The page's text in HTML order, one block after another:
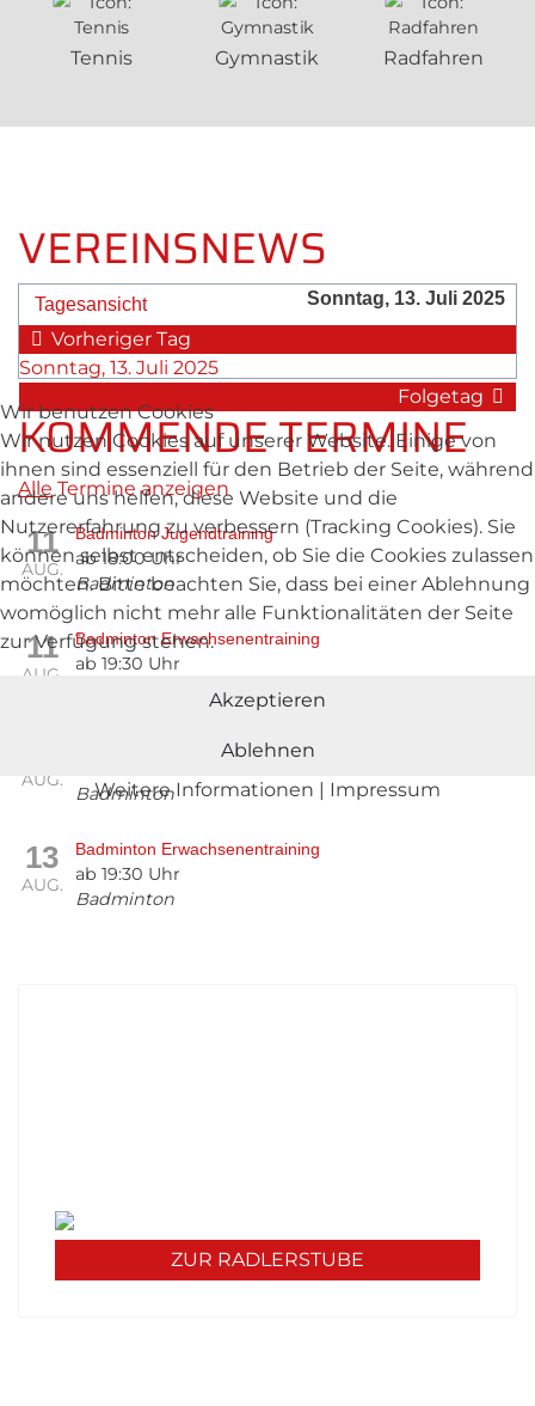
Tennis Gymnastik Radfahren
VEREINSNEWS
Tagesansicht Sonntag, 13. Juli 2025
Vorheriger Tag
Sonntag, 13. Juli 2025
Folgetag
KOMMENDE TERMINE
AlleTermine anzeigen
11
AUG.
Badminton Jugendtraining
ab 18:00 Uhr
Badminton
11
AUG.
Badminton Erwachsenentraining
ab 19:30 Uhr
AUG.
Badminton Jugendtraining
Badminton
13
AUG.
Badminton Erwachsenentraining
ab 19:30 Uhr
Badminton
ZUR RADLERSTUBE
Wir benutzen Cookies
Wir nutzen Cookies auf unserer Website. Einige von
ihnen sind essenziell für den Betrieb der Seite, während
andere uns helfen, diese Website und die
Nutzererfahrung zu verbessern (Tracking Cookies). Sie
können selbst entscheiden, ob Sie die Cookies zulassen
möchten. Bitte beachten Sie, dass bei einer Ablehnung
womöglich nicht mehr alle Funktionalitäten der Seite
zur Verfügung stehen.
Akzeptieren
Ablehnen
Weitere Informationen | Impressum